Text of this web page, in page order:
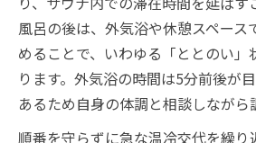
風呂の後は、外気浴や休憩スペース
めることで、いわゆる「ととのい」
ります。外気浴の時間は5分前後が
あるため自身の体調と相談しながら
順番を守らずに急な温冷交代を繰り